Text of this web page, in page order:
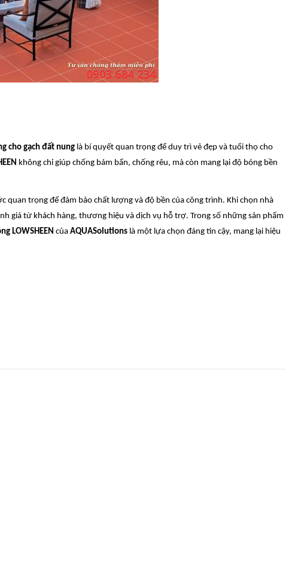
cho gạch đất nung là bí quyết quan trọng để duy trì vẻ đẹp và tuổi thọ cho
không chỉ giúp chống bám bẩn, chống rêu, mà còn mang lại độ bóng bền
quan trọng để đảm bảo chất lượng và độ bền của công trình. Khi chọn nhà
giá từ khách hàng, thương hiệu và dịch vụ hỗ trợ. Trong số những sản phẩm
LOWSHEEN của AQUASolutions là một lựa chọn đáng tin cậy, mang lại hiệu